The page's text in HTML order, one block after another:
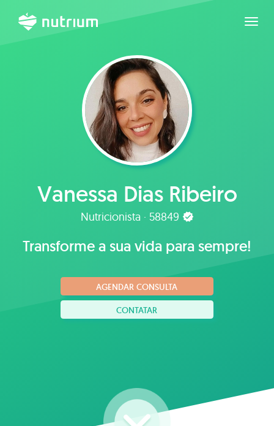
Vanessa Dias Ribeiro
Nutricionista · 58849
Transforme a sua vida para sempre!
AGENDAR CONSULTA
CONTATAR